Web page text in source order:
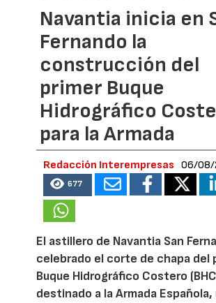
Navantia inicia en
Fernando la
construcción del
primer Buque
Hidrográfico
para la Armada
Redacción Interempresas 06/08/
677
El astillero de Navantia San
celebrado el corte de chapa del
Buque Hidrográfico Costero
destinado a la Armada